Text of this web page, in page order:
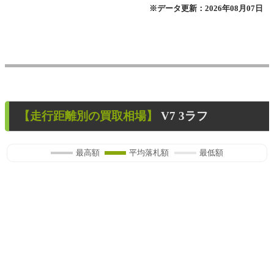
※データ更新：2026年08月07日
【走行距離別の買取相場】 V7 3ラフ
最高額 平均落札額 最低額